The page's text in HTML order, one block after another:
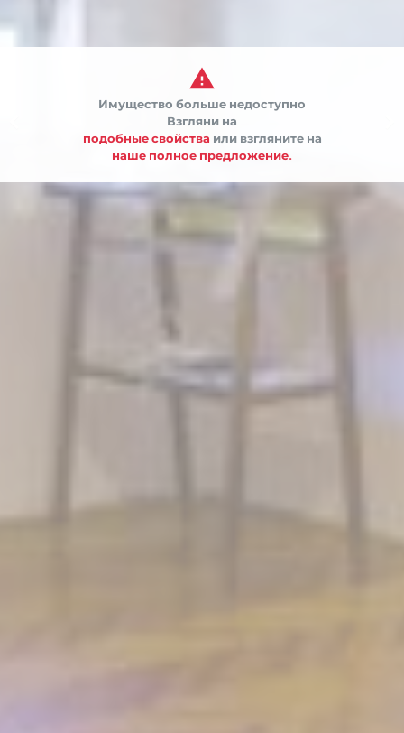

Имущество больше недоступно
Взгляни на
подобные свойства или взгляните на
наше полное предложение.